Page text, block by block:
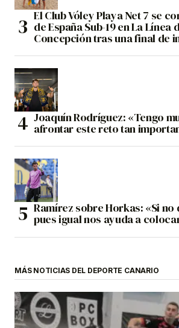
El Club Vóley Playa Net 7 se
de España Sub-19 en La Línea
Concepción tras una final de
Joaquín Rodríguez: «Tengo
afrontar este reto tan
Ramírez sobre Horkas: «Si no
pues igual nos ayuda a
MÁS NOTICIAS DEL DEPORTE CANARIO